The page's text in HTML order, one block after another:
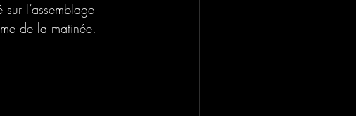
l’assemblage
de la matinée.